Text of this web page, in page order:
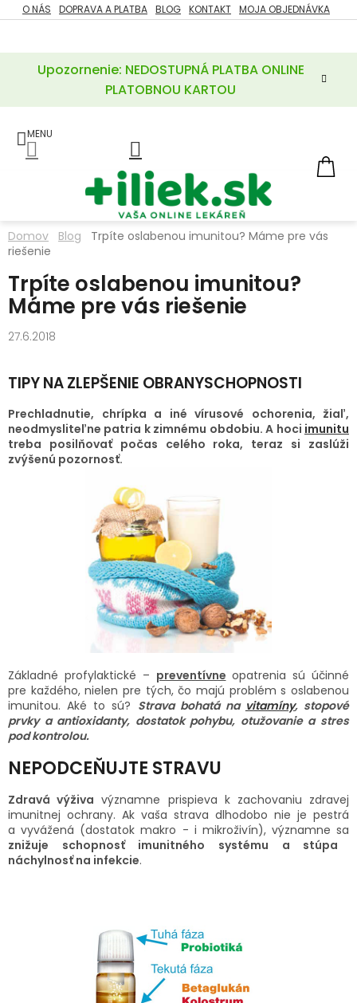
Prejsť
na
Upozornenie: NEDOSTUPNÁ PLATBA ONLINE
PLATOBNOU KARTOU
O NÁS DOPRAVA A PLATBA BLOG KONTAKT MOJA OBJEDNÁVKA
ZĽAVY
POTREBY
A
LIEKY
VITAMÍNY
MINERÁLY
EROTIKA
BOLESŤ
ZDRAVOTNÍCKE
VETERINA
SENIORI
ZNAČKY
Prihlásenie
Domov Blog
Trpíte oslabenou imunitou? Máme pre vás
riešenie
Trpíte oslabenou imunitou?
Máme pre vás riešenie
27.6.2018
TIPY NA ZLEPŠENIE OBRANYSCHOPNOSTI
Prechladnutie, chrípka a iné vírusové ochorenia, žiaľ,
neodmysliteľne patria k zimnému obdobiu. A hoci imunitu
treba posilňovať počas celého roka, teraz si zaslúži
zvýšenú pozornosť.
Základné profylaktické – preventívne opatrenia sú účinné
pre každého, nielen pre tých, čo majú problém s oslabenou
imunitou. Aké to sú? Strava bohatá na vitamíny, stopové
prvky a antioxidanty, dostatok pohybu, otužovanie a stres
pod kontrolou.
NEPODCEŇUJTE STRAVU
Zdravá výživa významne prispieva k zachovaniu zdravej
imunitnej ochrany. Ak vaša strava dlhodobo nie je pestrá
a vyvážená (dostatok makro - i mikroživín), významne sa
znižuje schopnosť imunitného systému a stúpa
náchylnosť na infekcie.